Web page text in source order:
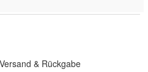
& Rückgabe